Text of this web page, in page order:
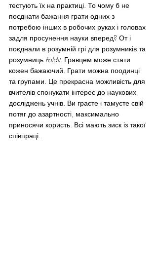
тестують їх на практиці. То чому б не
поєднати бажання грати одних з
потребою інших в робочих руках і головах
задля просунення науки вперед? От і
поєднали в розумній грі для розумників та
розумниць Foldit. Гравцем може стати
кожен бажаючий. Грати можна поодинці
та групами. Це прекрасна можливість для
вчителів спонукати інтерес до наукових
досліджень учнів. Ви граєте і тамуєте свій
потяг до азартності, максимально
приносячи користь. Всі мають зиск із такої
співпраці.